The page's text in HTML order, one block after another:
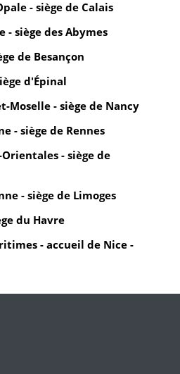
- siège de Calais
- siège des Abymes
de Besançon
d'Épinal
Moselle - siège de Nancy
- siège de Rennes
Orientales - siège de
- siège de Limoges
du Havre
- accueil de Nice -